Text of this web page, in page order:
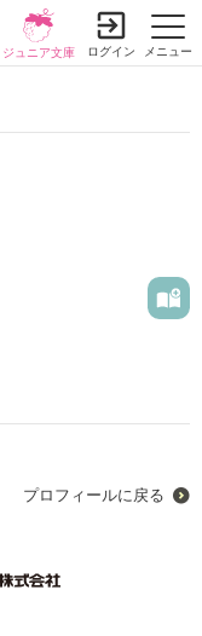
メニュー
ジュニア文庫 ログイン
プロフィールに戻る